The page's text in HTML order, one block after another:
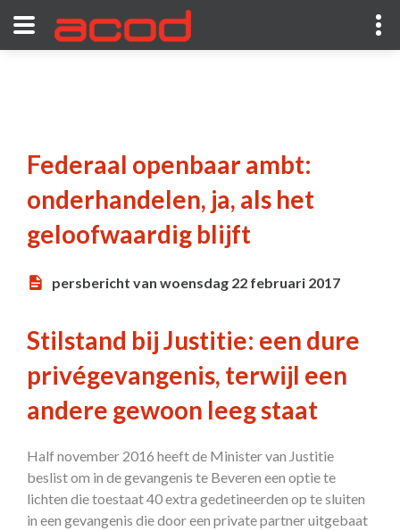
Federaal openbaar ambt:
onderhandelen, ja, als het
geloofwaardig blijft
persbericht van woensdag 22 februari 2017
Stilstand bij Justitie: een dure
privégevangenis, terwijl een
andere gewoon leeg staat
Half november 2016 heeft de Minister van Justitie
beslist om in de gevangenis te Beveren een optie te
lichten die toestaat 40 extra gedetineerden op te sluiten
in een gevangenis die door een private partner uitgebaat